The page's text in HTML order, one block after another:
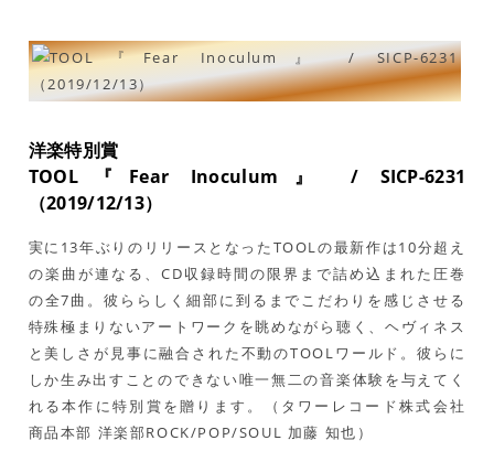
洋楽特別賞
TOOL『Fear Inoculum』 / SICP-6231
（2019/12/13）
実に13年ぶりのリリースとなったTOOLの最新作は10分超え
の楽曲が連なる、CD収録時間の限界まで詰め込まれた圧巻
の全7曲。彼ららしく細部に到るまでこだわりを感じさせる
特殊極まりないアートワークを眺めながら聴く、ヘヴィネス
と美しさが見事に融合された不動のTOOLワールド。彼らに
しか生み出すことのできない唯一無二の音楽体験を与えてく
れる本作に特別賞を贈ります。（タワーレコード株式会社
商品本部 洋楽部ROCK/POP/SOUL 加藤 知也）